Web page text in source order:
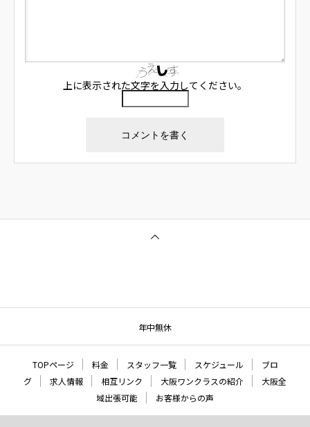
上に表示された文字を入力してください。
年中無休
TOPページ 料金 スタッフ一覧 スケジュール
ブロ
グ
求人情報 相互リンク 大阪ワンクラスの紹介
大阪全
域出張可能
お客様からの声